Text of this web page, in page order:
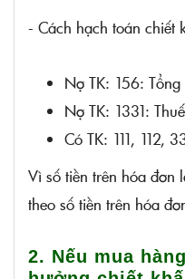
- Cách hạch toán chiết
Nợ TK: 156:
Nợ TK: 1331:
Có TK: 111, 112,
Vì số tiền trên hóa đơn
theo số tiền trên hóa
2. Nếu mua